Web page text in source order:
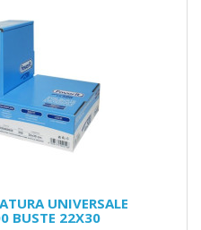
UNIVERSALE
BUSTE 22X30